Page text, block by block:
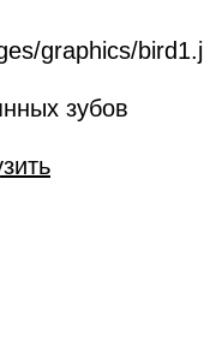
graphics/
зубов